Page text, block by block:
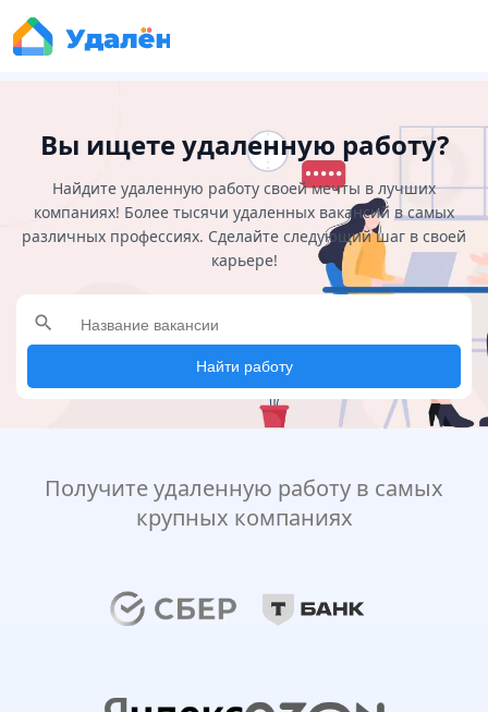
Вы ищете удаленную работу?
Найдите удаленную работу своей мечты в лучших
компаниях! Более тысячи удаленных вакансий в самых
различных профессиях. Сделайте следующий шаг в своей
карьере!
search
Найти работу
Получите удаленную работу в самых
крупных компаниях